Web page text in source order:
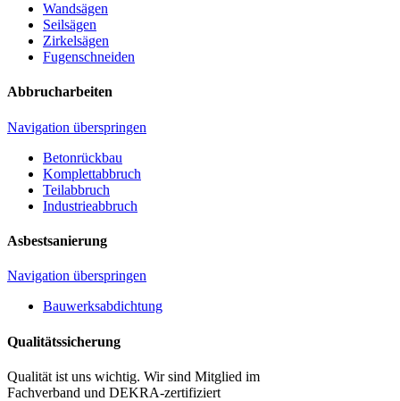
Wandsägen
Seilsägen
Zirkelsägen
Fugenschneiden
Abbrucharbeiten
Navigation überspringen
Betonrückbau
Komplettabbruch
Teilabbruch
Industrieabbruch
Asbestsanierung
Navigation überspringen
Bauwerksabdichtung
Qualitätssicherung
Qualität ist uns wichtig. Wir sind Mitglied im
Fachverband und DEKRA-zertifiziert